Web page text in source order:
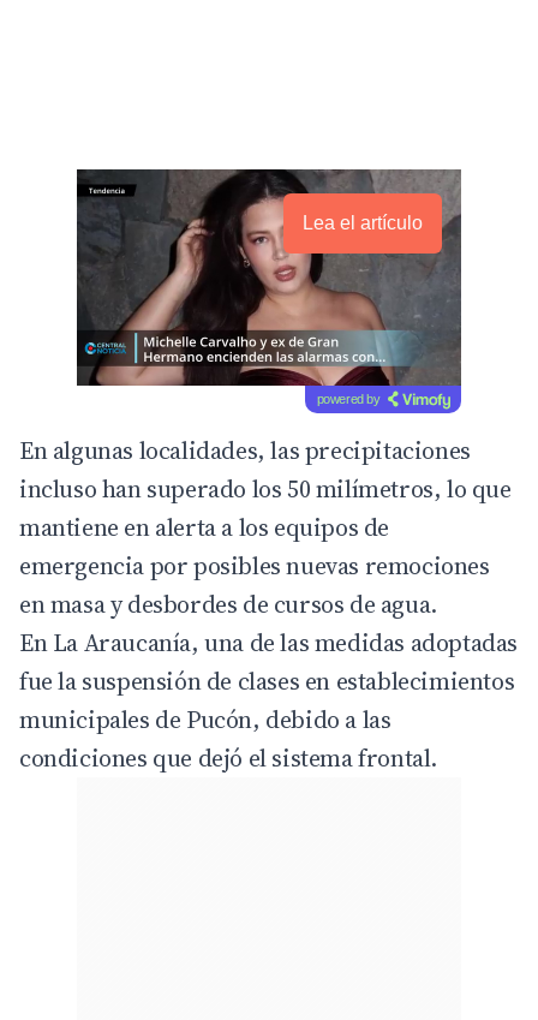
Lea el artículo
powered by
En algunas localidades, las precipitaciones
incluso han superado los 50 milímetros, lo que
mantiene en alerta a los equipos de
emergencia por posibles nuevas remociones
en masa y desbordes de cursos de agua.
En La Araucanía, una de las medidas adoptadas
fue la suspensión de clases en establecimientos
municipales de Pucón, debido a las
condiciones que dejó el sistema frontal.